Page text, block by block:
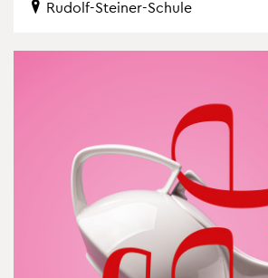
Ru­dolf-Stei­ner-Schu­le